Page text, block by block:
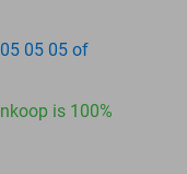
05 05 of
is 100%